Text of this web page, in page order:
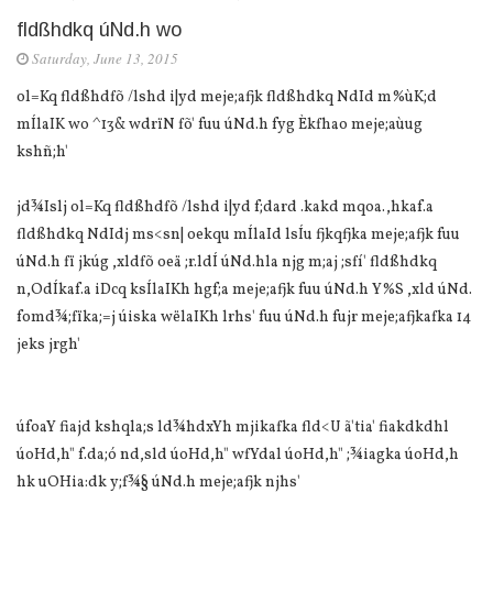
fldßhdkq úNd.h wo
Saturday, June 13, 2015
ol=Kq fldßhdfõ /lshd i|yd meje;afjk fldßhdkq NdId m%ùK;d
mÍlaIK wo ^13& wdrïN fõ' fuu úNd.h fyg Èkfhao meje;aùug
kshñ;h'
jd¾Islj ol=Kq fldßhdfõ /lshd i|yd f;dard .kakd mqoa.,hkaf.a
fldßhdkq NdIdj ms<sn| oekqu mÍlaId lsÍu fjkqfjka meje;afjk fuu
úNd.h fï jkúg ,xldfõ oeä ;r.ldÍ úNd.hla njg m;aj ;sfí' fldßhdkq
n,OdÍkaf.a iDcq ksÍlaIKh hgf;a meje;afjk fuu úNd.h Y%S ,xld úNd.
fomd¾;fïka;=j úiska wëlaIKh lrhs' fuu úNd.h fujr meje;afjkafka 14
jeks jrgh'
úfoaY fiajd kshqla;s ld¾hdxYh mjikafka fld<U ã'tia' fiakdkdhl
úoHd,h" f.da;ó nd,sld úoHd,h" wfYdal úoHd,h" ;¾iagka úoHd,h
hk uOHia:dk y;f¾§ úNd.h meje;afjk njhs'